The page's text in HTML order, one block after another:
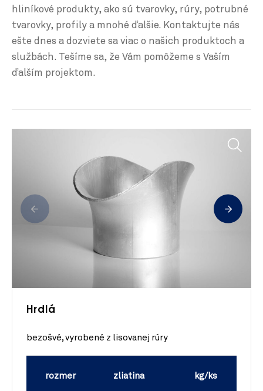
hliníkové produkty, ako sú tvarovky, rúry, potrubné
tvarovky, profily a mnohé ďalšie. Kontaktujte nás
ešte dnes a dozviete sa viac o našich produktoch a
službách. Tešíme sa, že Vám pomôžeme s Vaším
ďalším projektom.
Hrdlá
bezošvé, vyrobené z lisovanej rúry
rozmer zliatina kg/ks